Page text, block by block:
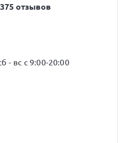
отзывов
- вс с 9:00-20:00